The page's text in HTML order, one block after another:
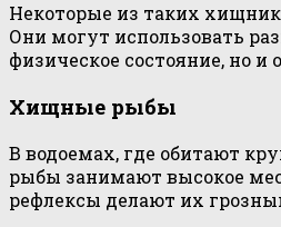
Некоторые из таких
Они могут использовать
физическое состояние, но
Хищные рыбы
В водоемах, где обитают
рыбы занимают высокое
рефлексы делают их